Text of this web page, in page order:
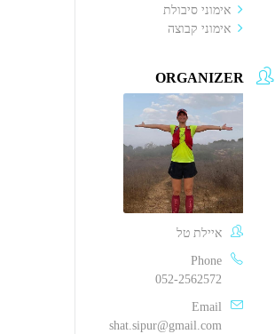
אימוני סיבולת
אימוני קבוצה
ORGANIZER
איילת טל
Phone
052-2562572
Email
shat.sipur@gmail.com